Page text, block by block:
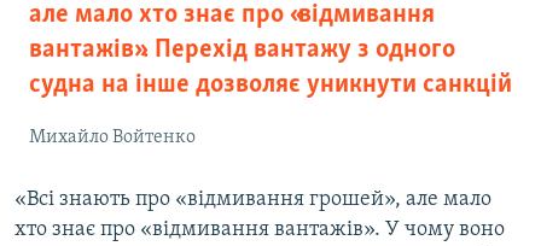
але мало хто знає про «відмивання
вантажів». Перехід вантажу з одного
судна на інше дозволяє уникнути санкцій
Михайло Войтенко
«Всі знають про «відмивання грошей», але мало
хто знає про «відмивання вантажів». У чому воно